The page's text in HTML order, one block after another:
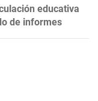
educativa
de informes